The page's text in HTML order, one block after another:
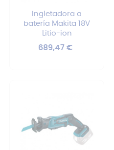
Ingletadora a
batería Makita 18V
Litio-ion
Precio
689,47 €